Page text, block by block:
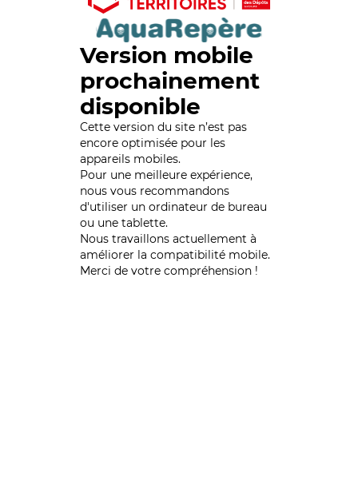
Version mobile
prochainement
disponible
Cette version du site n’est pas
encore optimisée pour les
appareils mobiles.
Pour une meilleure expérience,
nous vous recommandons
d'utiliser un ordinateur de bureau
ou une tablette.
Nous travaillons actuellement à
améliorer la compatibilité mobile.
Merci de votre compréhension !